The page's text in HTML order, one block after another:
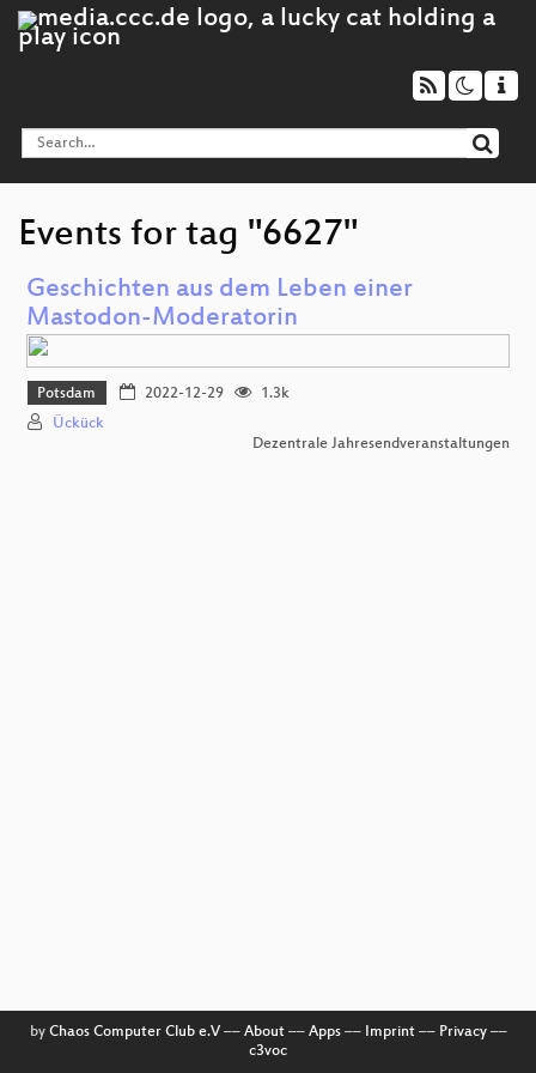
Events for tag "6627"
Geschichten aus dem Leben einer
Mastodon-Moderatorin
Potsdam 2022-12-29
1.3k
Ückück
Dezentrale Jahresendveranstaltungen
by Chaos Computer Club e.V–– About–– Apps–– Imprint–– Privacy––
c3voc